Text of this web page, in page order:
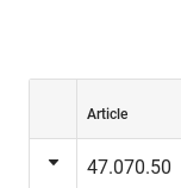
Article
47.070.50